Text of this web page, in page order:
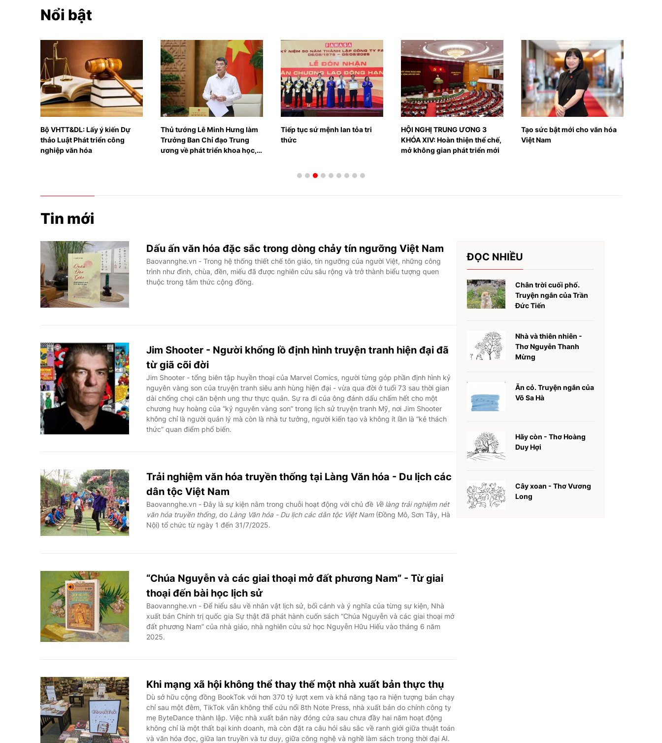
Nổi bật
Thủ tướng Lê Minh Hưng làm
Trưởng Ban Chỉ đạo Trung
ương về phát triển khoa học,
Tiếp tục sứ mệnh lan tỏa tri
thức
HỘI NGHỊ TRUNG ƯƠNG 3
KHÓA XIV: Hoàn thiện thể chế,
Tạo sức bật mới cho văn hóa
Việt Nam
Lược sử về văn học thế giới
Tin mới
Dấu ấn văn hóa đặc sắc trong dòng chảy tín ngưỡng Việt Nam
Baovannghe.vn - Trong hệ thống thiết chế tôn giáo, tín ngưỡng của người Việt, những công
trình như đình, chùa, đền, miếu đã được nghiên cứu sâu rộng và trở thành biểu tượng quen
thuộc trong tâm thức cộng đồng.
Jim Shooter - Người khổng lồ định hình truyện tranh hiện đại đã
từ giã cõi đời
Jim Shooter - tổng biên tập huyền thoại của Marvel Comics, người từng góp phần định hình kỷ
nguyên vàng son của truyện tranh siêu anh hùng hiện đại - vừa qua đời ở tuổi 73 sau thời gian
dài chống chọi căn bệnh ung thư thực quản. Sự ra đi của ông đánh dấu chấm hết cho một
chương huy hoàng của “kỷ nguyên vàng son” trong lịch sử truyện tranh Mỹ, nơi Jim Shooter
không chỉ là người quản lý mà còn là nhà tư tưởng, người kiến tạo và không ít lần là “kẻ thách
thức” quan điểm phổ biến.
Trải nghiệm văn hóa truyền thống tại Làng Văn hóa - Du lịch các
dân tộc Việt Nam
Baovannghe.vn - Đây là sự kiện nằm trong chuỗi hoạt động với chủ đề Về làng trải nghiệm nét
văn hóa truyền thống, do Làng Văn hóa - Du lịch các dân tộc Việt Nam(Đồng Mô, Sơn Tây, Hà
Nội) tổ chức từ ngày 1 đến 31/7/2025.
“Chúa Nguyễn và các giai thoại mở đất phương Nam” - Từ giai
thoại đến bài học lịch sử
Baovannghe.vn - Để hiểu sâu về nhân vật lịch sử, bối cảnh và ý nghĩa của từng sự kiện, Nhà
xuất bản Chính trị quốc gia Sự thật đã phát hành cuốn sách “Chúa Nguyễn và các giai thoại mở
đất phương Nam” của nhà giáo, nhà nghiên cứu sử học Nguyễn Hữu Hiếu vào tháng 6 năm
2025.
Khi mạng xã hội không thể thay thế một nhà xuất bản thực thụ
Dù sở hữu cộng đồng BookTok với hơn 370 tỷ lượt xem và khả năng tạo ra hiện tượng bán chạy
chỉ sau một đêm, TikTok vẫn không thể cứu nổi 8th Note Press, nhà xuất bản do chính công ty
mẹ ByteDance thành lập. Việc nhà xuất bản này đóng cửa sau chưa đầy hai năm hoạt động
không chỉ là một thất bại kinh doanh, mà còn đặt ra câu hỏi sâu sắc về ranh giới giữa thuật toán
và văn hóa đọc, giữa lan truyền và tư duy, giữa công nghệ và nghề làm sách trong thời đại AI.
ĐỌC NHIỀU
Chân trời cuối phố.
Truyện ngắn của Trần
Đức Tiến
Nhà và thiên nhiên -
Thơ Nguyễn Thanh
Mừng
Ăn cỏ. Truyện ngắn của
Võ Sa Hà
Hãy còn - Thơ Hoàng
Duy Hợi
Cây xoan - Thơ Vương
Long